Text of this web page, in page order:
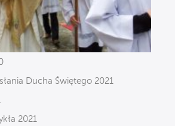
Ducha Świętego 2021
2021